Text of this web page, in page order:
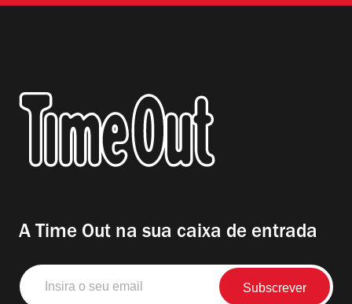
A Time Out na sua caixa de entrada
Insira
o